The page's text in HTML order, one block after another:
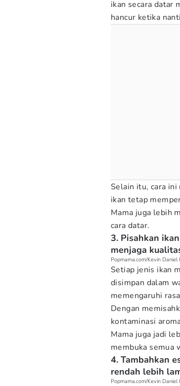
ikan secara datar
hancur ketika
Selain itu, cara
ikan tetap
Mama juga lebih
cara datar.
3. Pisahkan
menjaga
Popmama.com/Kevin Daniel
Setiap jenis ikan
disimpan dalam
memengaruhi
Dengan
kontaminasi
Mama juga jadi
membuka semua
4. Tambahkan
rendah lebih
Popmama.com/Kevin Daniel